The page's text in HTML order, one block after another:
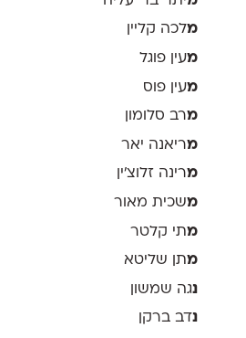
מלכה קליין
מעין פוגל
מעין פוס
מרב סלומון
מריאנה יאר
מרינה זלוצ׳ין
משכית מאור
מתי קלטר
מתן שליטא
נגה שמשון
נדב ברקן